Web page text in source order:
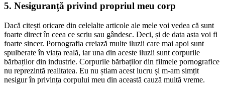
5. Nesiguranță privind propriul meu corp
Dacă citești oricare din celelalte articole ale mele voi vedea că sunt
foarte direct în ceea ce scriu sau gândesc. Deci, și de data asta voi fi
foarte sincer. Pornografia creiază multe iluzii care mai apoi sunt
spulberate în viața reală, iar una din aceste iluzii sunt corpurile
bărbaților din industrie. Corpurile bărbaților din filmele pornografice
nu reprezintă realitatea. Eu nu știam acest lucru și m-am simțit
nesigur în privința corpului meu din această cauză multă vreme.